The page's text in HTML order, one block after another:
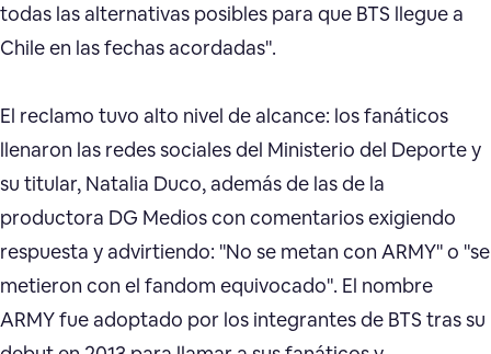
todas las alternativas posibles para que BTS llegue a
Chile en las fechas acordadas".
El reclamo tuvo alto nivel de alcance: los fanáticos
llenaron las redes sociales del Ministerio del Deporte y
su titular, Natalia Duco, además de las de la
productora DG Medios con comentarios exigiendo
respuesta y advirtiendo: "No se metan con ARMY" o "se
metieron con el fandom equivocado". El nombre
ARMY fue adoptado por los integrantes de BTS tras su